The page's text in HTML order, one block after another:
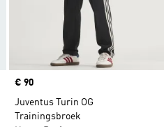
Price
€ 90
Juventus Turin OG
Trainingsbroek